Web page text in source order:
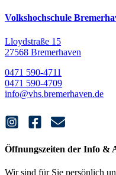
Volkshochschule
Lloydstraße 15
27568 Bremerhaven
0471 590-4711
0471 590-4709
info@vhs.bremerhaven.de
Öffnungszeiten der Info &
Wir sind für Sie persönlich